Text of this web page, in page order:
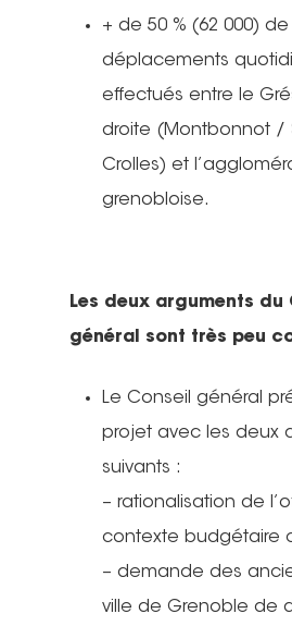
+ de 50 % (62 000)
déplacements
effectués entre le
droite (Montbonnot /
Crolles) et
grenobloise.
Les deux arguments du
général sont très peu
Le Conseil général
projet avec les deux
suivants :
– rationalisation de
contexte budgétaire
– demande des
ville de Grenoble de